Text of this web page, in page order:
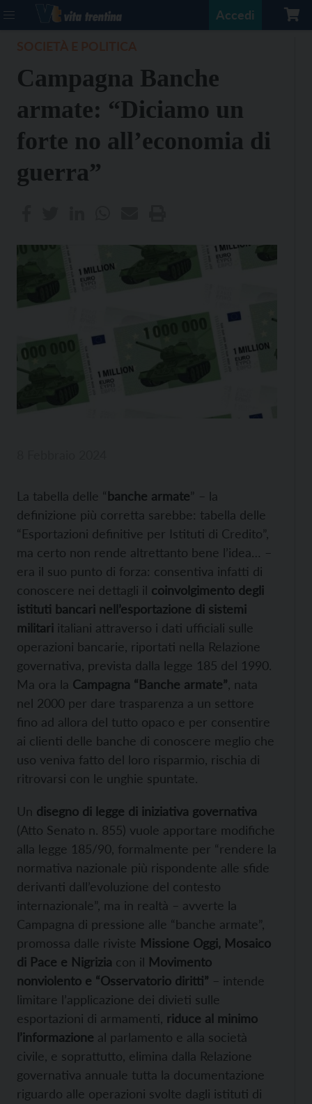
Accedi
Campagna Banche
armate: “Diciamo un
forte no all’economia di
guerra”
La tabella delle “banche armate” – la
definizione più corretta sarebbe: tabella delle
“Esportazioni definitive per Istituti di Credito”,
ma certo non rende altrettanto bene l’idea… –
era il suo punto di forza: consentiva infatti di
conoscere nei dettagli il coinvolgimento degli
istituti bancari nell’esportazione di sistemi
militari italiani attraverso i dati ufficiali sulle
operazioni bancarie, riportati nella Relazione
governativa, prevista dalla legge 185 del 1990.
Ma ora la Campagna “Banche armate” , nata
nel 2000 per dare trasparenza a un settore
fino ad allora del tutto opaco e per consentire
ai clienti delle banche di conoscere meglio che
uso veniva fatto del loro risparmio, rischia di
ritrovarsi con le unghie spuntate.
Un disegno di legge di iniziativa governativa
(Atto Senato n. 855) vuole apportare modifiche
alla legge 185/90, formalmente per “rendere la
normativa nazionale più rispondente alle sfide
derivanti dall’evoluzione del contesto
internazionale”, ma in realtà – avverte la
Campagna di pressione alle “banche armate”,
promossa dalle riviste Missione Oggi, Mosaico
di Pace e Nigrizia con il Movimento
nonviolento e “Osservatorio diritti” – intende
limitare l’applicazione dei divieti sulle
esportazioni di armamenti, riduce al minimo
l’informazione al parlamento e alla società
civile, e soprattutto, elimina dalla Relazione
governativa annuale tutta la documentazione
riguardo alle operazioni svolte dagli istituti di